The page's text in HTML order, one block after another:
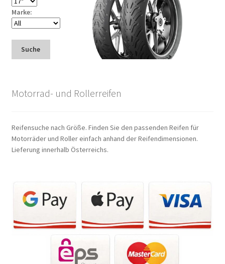
Marke:
Suche
Motorrad- und Rollerreifen
Reifensuche nach Größe. Finden Sie den passenden Reifen für
Motorräder und Roller einfach anhand der Reifendimensionen.
Lieferung innerhalb Österreichs.